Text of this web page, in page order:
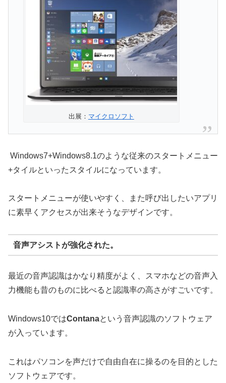
出展： マイクロソフト
Windows7+Windows8.1のような従来のスタートメニュー
+タイルといったスタイルになっています。
スタートメニューが使いやすく、また呼び出したいアプリ
に素早くアクセスが出来そうなデザインです。
音声アシストが強化された。
最近の音声認識はかなり精度がよく、スマホなどの音声入
力機能も昔のものに比べると認識率の高さがすごいです。
Windows10ではContanaという音声認識のソフトウェア
が入っています。
これはパソコンを声だけで自由自在に操るのを目的とした
ソフトウェアです。